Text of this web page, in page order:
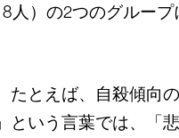
）の2つのグルー
とえば、自殺傾向
いう言葉では、「